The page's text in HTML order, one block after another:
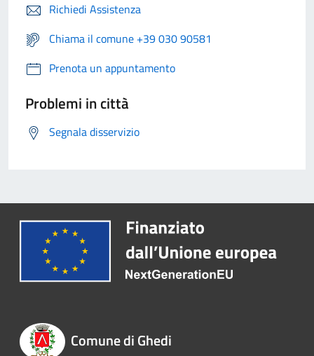
Richiedi Assistenza
Chiama il comune +39 030 90581
Prenota un appuntamento
Problemi in città
Segnala disservizio
Comune di Ghedi